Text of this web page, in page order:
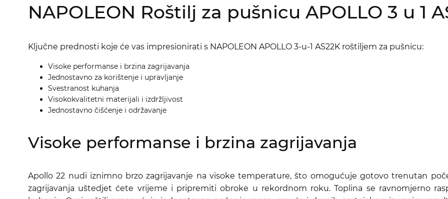
NAPOLEON Roštilj za pušnicu APOLLO 3 u 1
Ključne prednosti koje će vas impresionirati s NAPOLEON APOLLO 3-u-1 AS22K roštiljem za pušnicu:
Visoke performanse i brzina zagrijavanja
Jednostavno za korištenje i upravljanje
Svestranost kuhanja
Visokokvalitetni materijali i izdržljivost
Jednostavno čišćenje i održavanje
Visoke performanse i brzina zagrijavanja
Apollo 22 nudi iznimno brzo zagrijavanje na visoke temperature, što omogućuje gotovo trenutan
zagrijavanja uštedjet ćete vrijeme i pripremiti obroke u rekordnom roku. Toplina se ravnomjerno